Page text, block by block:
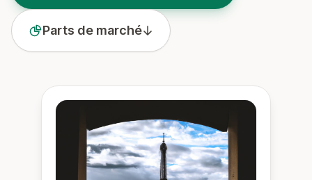
Parts de marché